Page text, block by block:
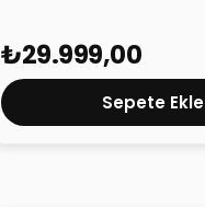
₺29.999,00
Sepete Ekle